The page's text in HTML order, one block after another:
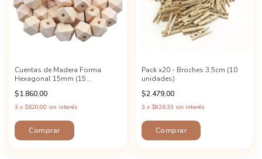
Cuentas de Madera Forma
Hexagonal 15mm (15
$1.860,00
3 x $620,00 sin interés
Pack x20 - Broches 3.5cm (10
unidades)
$2.479,00
3 x $826,33 sin interés